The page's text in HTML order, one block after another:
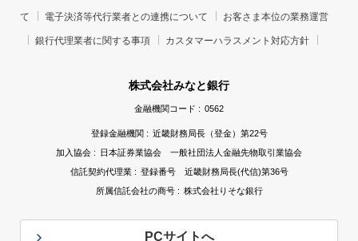
て 電子決済等代行業者との連携について お客さま本位の業務運営
銀行代理業者に関する事項 カスタマーハラスメント対応方針
株式会社みなと銀行
金融機関コード : 0562
登録金融機関 : 近畿財務局長（登金）第22号
加入協会 : 日本証券業協会 一般社団法人金融先物取引業協会
信託契約代理業 : 登録番号 近畿財務局長(代信)第36号
所属信託会社の商号 : 株式会社りそな銀行
PCサイトへ